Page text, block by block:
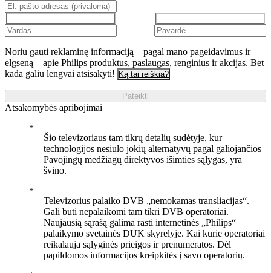
Noriu gauti reklaminę informaciją – pagal mano pageidavimus ir
elgseną – apie Philips produktus, paslaugas, renginius ir akcijas. Bet
kada galiu lengvai atsisakyti! Ką tai reiškia?
Pateikti
Atsakomybės apribojimai
Šio televizoriaus tam tikrų detalių sudėtyje, kur
technologijos nesiūlo jokių alternatyvų pagal galiojančios
Pavojingų medžiagų direktyvos išimties sąlygas, yra
švino.
Televizorius palaiko DVB „nemokamas transliacijas“.
Gali būti nepalaikomi tam tikri DVB operatoriai.
Naujausią sąrašą galima rasti internetinės „Philips“
palaikymo svetainės DUK skyrelyje. Kai kurie operatoriai
reikalauja sąlyginės prieigos ir prenumeratos. Dėl
papildomos informacijos kreipkitės į savo operatorių.